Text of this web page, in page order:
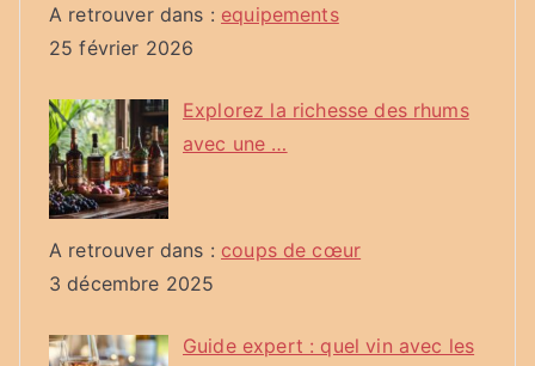
A retrouver dans : equipements
25 février 2026
Explorez la richesse des rhums
avec une …
A retrouver dans : coups de cœur
3 décembre 2025
Guide expert : quel vin avec les